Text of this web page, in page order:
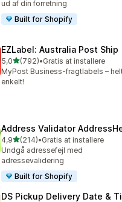
ud af din forretning
Built for Shopify
EZLabel: Australia Post Ship
5,0ud af 5 stjerner
(792)
792 anmeldelser i alt
•Gratis at installere
MyPost Business-fragtlabels –
enkelt!
Address Validator
4,9ud af 5 stjerner
(214)
214 anmeldelser i alt
•Gratis at installere
Undgå adressefejl med
adressevalidering
Built for Shopify
DS Pickup Delivery Date &